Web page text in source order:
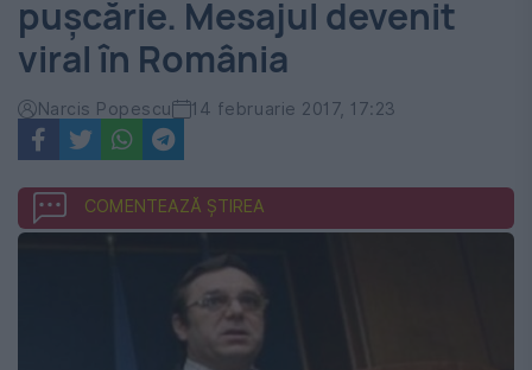
puşcărie. Mesajul devenit
viral în România
Narcis Popescu 14 februarie 2017, 17:23
COMENTEAZĂ ȘTIREA